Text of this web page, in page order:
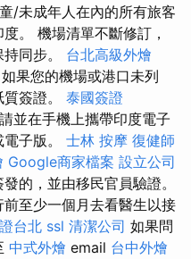
/未成年人在內的所有旅客
。 機場清單不斷修訂，
同步。 台北高級外燴
果您的機場或港口未列
簽證。 泰國簽證
並在手機上攜帶印度電子
子版。 士林 按摩 復健師
Google商家檔案 設立公司
的，並由移民官員驗證。
至少一個月去看醫生以接
台北 ssl 清潔公司 如果問
中式外燴 email 台中外燴